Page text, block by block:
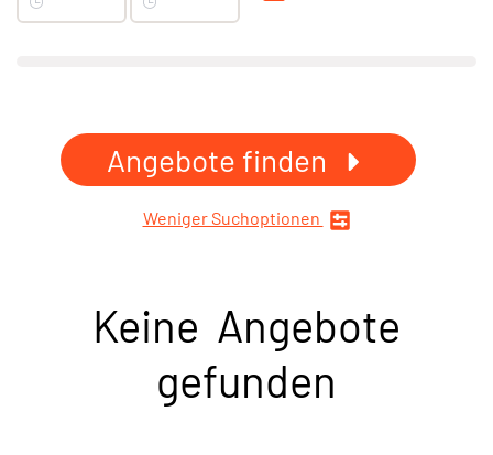
Angebote finden
Weniger Suchoptionen
Keine Angebote
gefunden